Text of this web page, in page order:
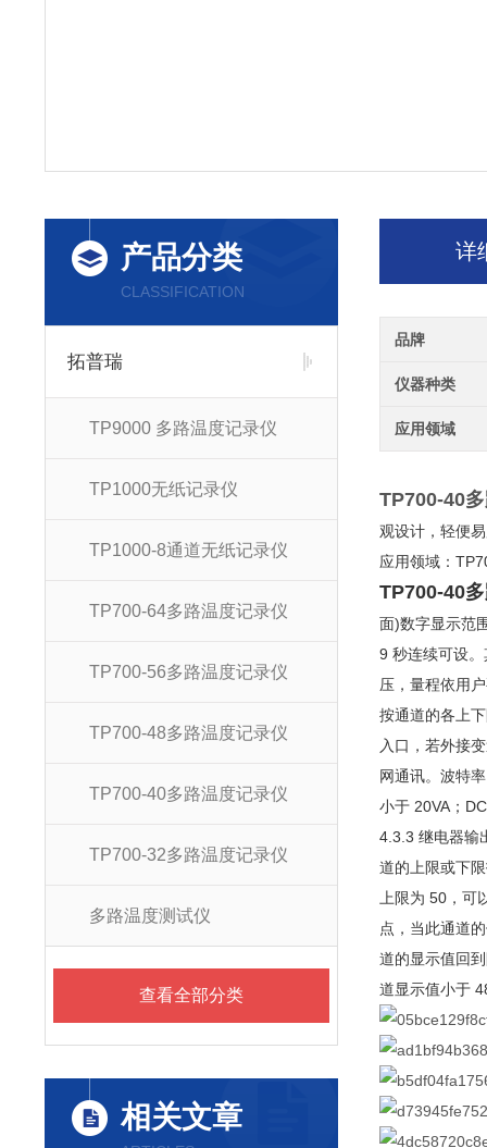
产品分类
CLASSIFICATION
拓普瑞
TP9000 多路温度记录仪
TP1000无纸记录仪
TP1000-8通道无纸记录仪
TP700-64多路温度记录仪
TP700-56多路温度记录仪
TP700-48多路温度记录仪
TP700-40多路温度记录仪
TP700-32多路温度记录仪
多路温度测试仪
查看全部分类
相关文章
详
品牌
仪器种类
应用领域
TP700-40
观设计，轻便
应用领域：
TP700-40
面)数字显示范
9 秒连续可设
压，量程依用
按通道的各上
入口，若外接
网通讯。波特
小于 20VA；
4.3.3 继电器输
道的上限或下
上限为 50，
点，当此通道
道的显示值回
道显示值小于